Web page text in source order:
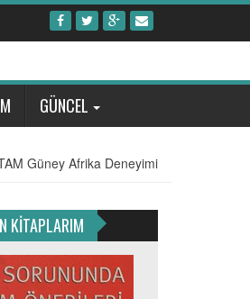
GÜNCEL
Güney Afrika Deneyimi
KİTAPLARIM